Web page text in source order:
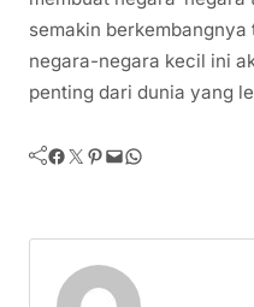
semakin
negara-negara kecil ini
penting dari dunia yang
Facebook Twitter Pinterest Mail WhatsApp